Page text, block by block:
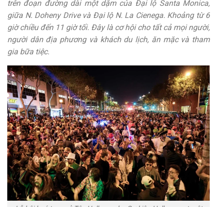
trên đoạn đường dài một dặm của Đại lộ Santa Monica,
giữa N. Doheny Drive và Đại lộ N. La Cienega. Khoảng từ 6
giờ chiều đến 11 giờ tối. Đây là cơ hội cho tất cả mọi người,
người dân địa phương và khách du lịch, ăn mặc và tham
gia bữa tiệc.